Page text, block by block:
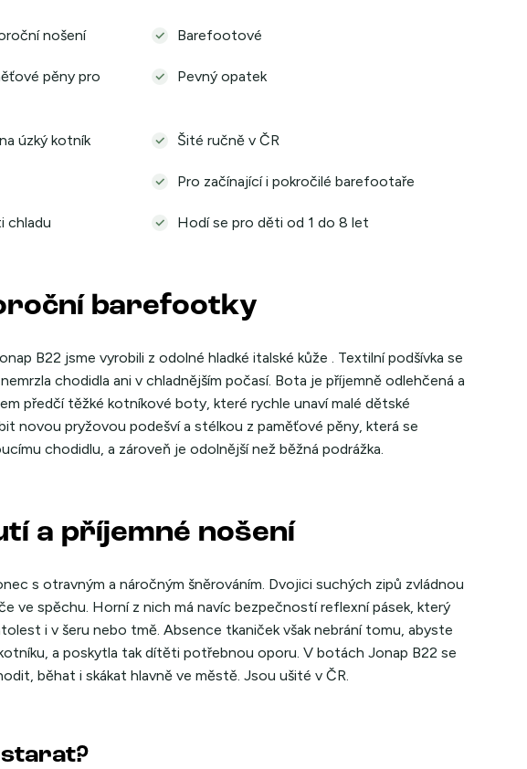
nošení Barefootové
pěny pro
Pevný opatek
úzký kotník Šité ručně v ČR
Pro začínající i pokročilé barefootaře
chladu Hodí se pro děti od 1 do 8 let
barefootky
B22 jsme vyrobili z odolné hladké italské kůže . Textilní podšívka se
chodidla ani v chladnějším počasí. Bota je příjemně odlehčená a
předčí těžké kotníkové boty, které rychle unaví malé dětské
novou pryžovou podešví a stélkou z paměťové pěny, která se
chodidlu, a zároveň je odolnější než běžná podrážka.
a příjemné nošení
s otravným a náročným šněrováním. Dvojici suchých zipů zvládnou
ve spěchu. Horní z nich má navíc bezpečností reflexní pásek, který
i v šeru nebo tmě. Absence tkaniček však nebrání tomu, abyste
a poskytla tak dítěti potřebnou oporu. V botách Jonap B22 se
běhat i skákat hlavně ve městě. Jsou ušité v ČR.